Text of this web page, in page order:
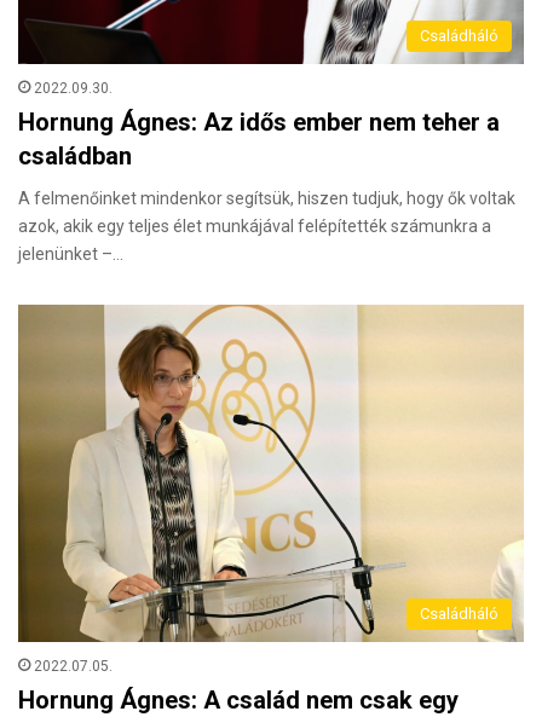
Családháló
2022.09.30.
Hornung Ágnes: Az idős ember nem teher a
családban
A felmenőinket mindenkor segítsük, hiszen tudjuk, hogy ők voltak
azok, akik egy teljes élet munkájával felépítették számunkra a
jelenünket –…
Családháló
2022.07.05.
Hornung Ágnes: A család nem csak egy